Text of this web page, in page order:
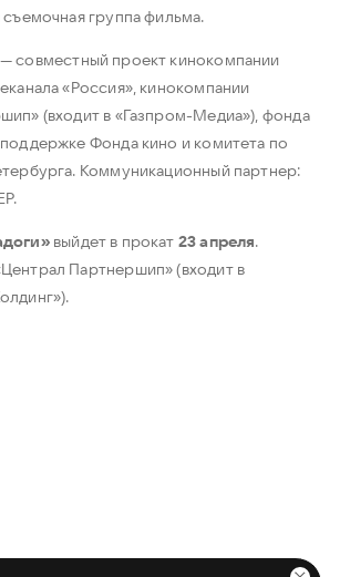
группа фильма.
— совместный проект кинокомпании
«Россия», кинокомпании
(входит в «Газпром-Медиа»), фонда
Фонда кино и комитета по
Коммуникационный партнер:
выйдет в прокат 23 апреля.
Партнершип» (входит в